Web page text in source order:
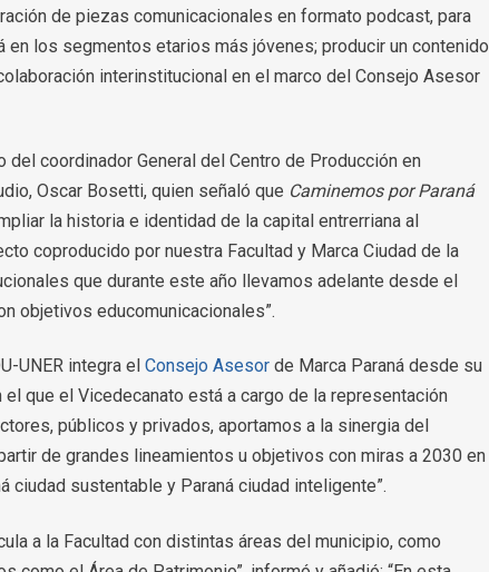
de piezas comunicacionales en formato podcast, para
los segmentos etarios más jóvenes; producir un contenido
interinstitucional en el marco del Consejo Asesor
coordinador General del Centro de Producción en
Oscar Bosetti, quien señaló que Caminemos por Paraná
la historia e identidad de la capital entrerriana al
coproducido por nuestra Facultad y Marca Ciudad de la
que durante este año llevamos adelante desde el
objetivos educomunicacionales”.
UNER integra el Consejo Asesor de Marca Paraná desde su
que el Vicedecanato está a cargo de la representación
públicos y privados, aportamos a la sinergia del
de grandes lineamientos u objetivos con miras a 2030 en
ciudad sustentable y Paraná ciudad inteligente”.
a la Facultad con distintas áreas del municipio, como